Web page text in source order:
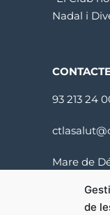
de
Nadal i
93 213 24
Mare de